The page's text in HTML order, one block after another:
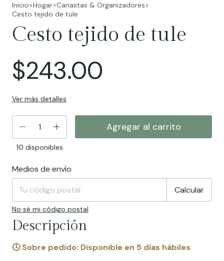
Inicio>Hogar>Canastas & Organizadores>
Cesto tejido de tule
Cesto tejido de tule
$243.00
Ver más detalles
10 disponibles
Entregas para el CP:
Medios de envío
Calcular
No sé mi código postal
Descripción
🕓Sobre pedido: Disponible en 5 días hábiles